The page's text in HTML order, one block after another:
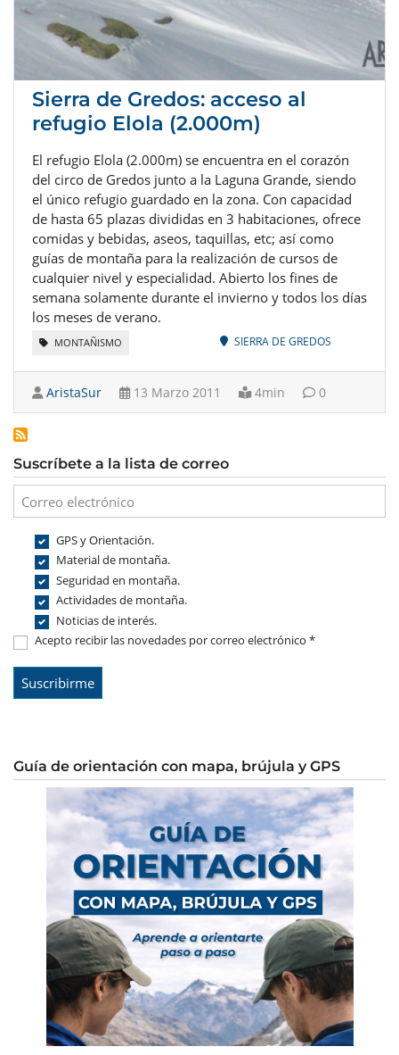
Sierra de Gredos: acceso al
refugio Elola (2.000m)
El refugio Elola (2.000m) se encuentra en el corazón
del circo de Gredos junto a la Laguna Grande, siendo
el único refugio guardado en la zona. Con capacidad
de hasta 65 plazas divididas en 3 habitaciones, ofrece
comidas y bebidas, aseos, taquillas, etc; así como
guías de montaña para la realización de cursos de
cualquier nivel y especialidad. Abierto los fines de
semana solamente durante el invierno y todos los días
los meses de verano.
MONTAÑISMO SIERRA DE GREDOS
AristaSur 13 Marzo 2011 4min 0
Suscríbete a la lista de correo
GPS y Orientación.
Material de montaña.
Seguridad en montaña.
Actividades de montaña.
Noticias de interés.
Acepto recibir las novedades por correo electrónico *
Guía de orientación con mapa, brújula y GPS